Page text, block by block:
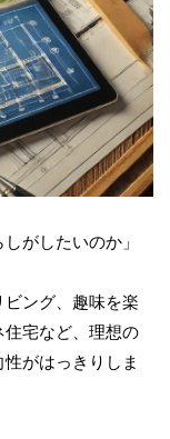
がしたいのか」
ング、趣味を楽
住宅など、理想の
がはっきりしま